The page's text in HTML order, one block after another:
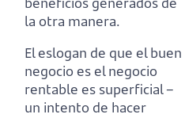
la otra manera.
El eslogan de que el buen
negocio es el negocio
rentable es superficial–
un intento de hacer